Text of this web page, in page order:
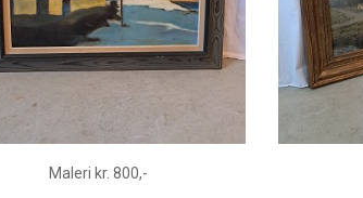
Maleri kr. 800,-